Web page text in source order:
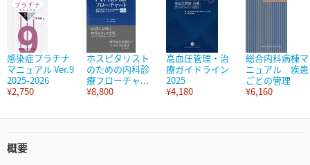
感染症プラチナ
マニュアル Ver.9
2025-2026
¥2,750
ホスピタリスト
のための内科診
療フローチャ...
¥8,800
高血圧管理・治
療ガイドライン
2025
¥4,180
総合内科病棟マ
ニュアル 疾患
ごとの管理
¥6,160
概要